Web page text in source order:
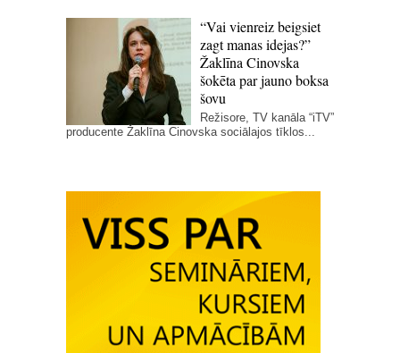
“Vai vienreiz beigsiet
zagt manas idejas?”
Žaklīna Cinovska
šokēta par jauno boksa
šovu
Režisore, TV kanāla “iTV”
producente Žaklīna Cinovska sociālajos tīklos...